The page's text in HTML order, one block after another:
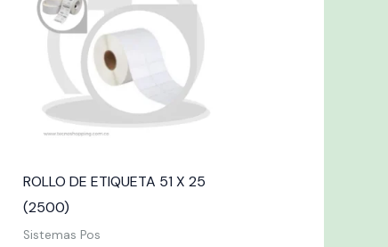
ROLLO DE ETIQUETA 51 X 25
(2500)
Sistemas Pos